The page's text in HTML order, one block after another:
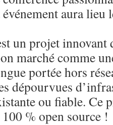
événement aura lieu
un projet
marché comme
portée hors
dépourvues
ou fiable. Ce
% open source !